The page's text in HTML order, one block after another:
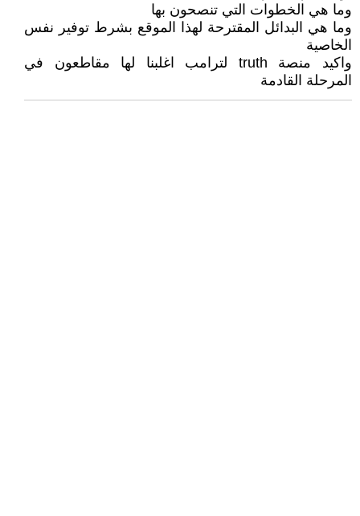
وما هي الخطوات التي تنصحون بها
وما هي البدائل المقترحة لهذا الموقع بشرط توفير نفس
الخاصية
واكيد منصة truth لترامب اغلبنا لها مقاطعون في
المرحلة القادمة